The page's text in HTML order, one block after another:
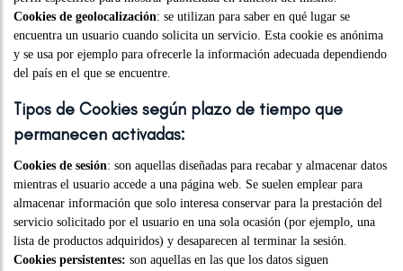
Cookies de geolocalización: se utilizan para saber en qué lugar se
encuentra un usuario cuando solicita un servicio. Esta cookie es anónima
y se usa por ejemplo para ofrecerle la información adecuada dependiendo
del país en el que se encuentre.
Tipos de Cookies según plazo de tiempo que
permanecen activadas:
Cookies de sesión: son aquellas diseñadas para recabar y almacenar datos
mientras el usuario accede a una página web. Se suelen emplear para
almacenar información que solo interesa conservar para la prestación del
servicio solicitado por el usuario en una sola ocasión (por ejemplo, una
lista de productos adquiridos) y desaparecen al terminar la sesión.
Cookies persistentes: son aquellas en las que los datos siguen